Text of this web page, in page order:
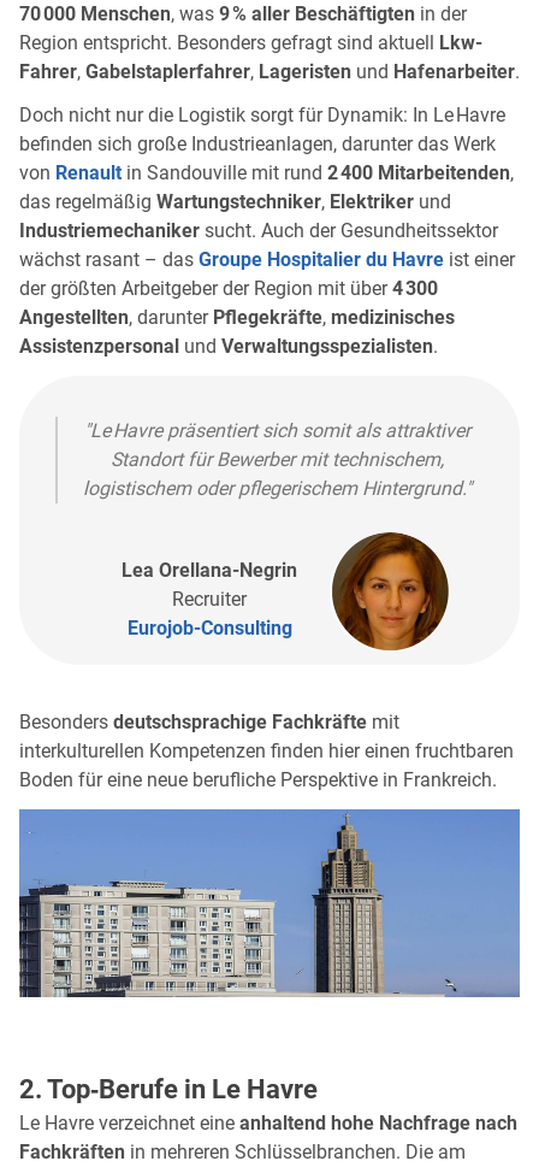
70 000 Menschen, was 9 % aller Beschäftigten in der
Region entspricht. Besonders gefragt sind aktuell Lkw-
Fahrer, Gabelstaplerfahrer, Lageristen und Hafenarbeiter.
Doch nicht nur die Logistik sorgt für Dynamik: In Le Havre
befinden sich große Industrieanlagen, darunter das Werk
von Renault in Sandouville mit rund 2 400 Mitarbeitenden,
das regelmäßig Wartungstechniker, Elektriker und
Industriemechaniker sucht. Auch der Gesundheitssektor
wächst rasant – das Groupe Hospitalier du Havre ist einer
der größten Arbeitgeber der Region mit über4 300
Angestellten, darunter Pflegekräfte, medizinisches
Assistenzpersonal und Verwaltungsspezialisten.
"Le Havre präsentiert sich somit als attraktiver
Standort für Bewerber mit technischem,
logistischem oder pflegerischem Hintergrund."
Lea Orellana-Negrin
Recruiter
Eurojob-Consulting
Besonders deutschsprachige Fachkräfte mit
interkulturellen Kompetenzen finden hier einen fruchtbaren
Boden für eine neue berufliche Perspektive in Frankreich.
2. Top‑Berufe in Le Havre
Le Havre verzeichnet eine anhaltend hohe Nachfrage nach
Fachkräften in mehreren Schlüsselbranchen. Die am